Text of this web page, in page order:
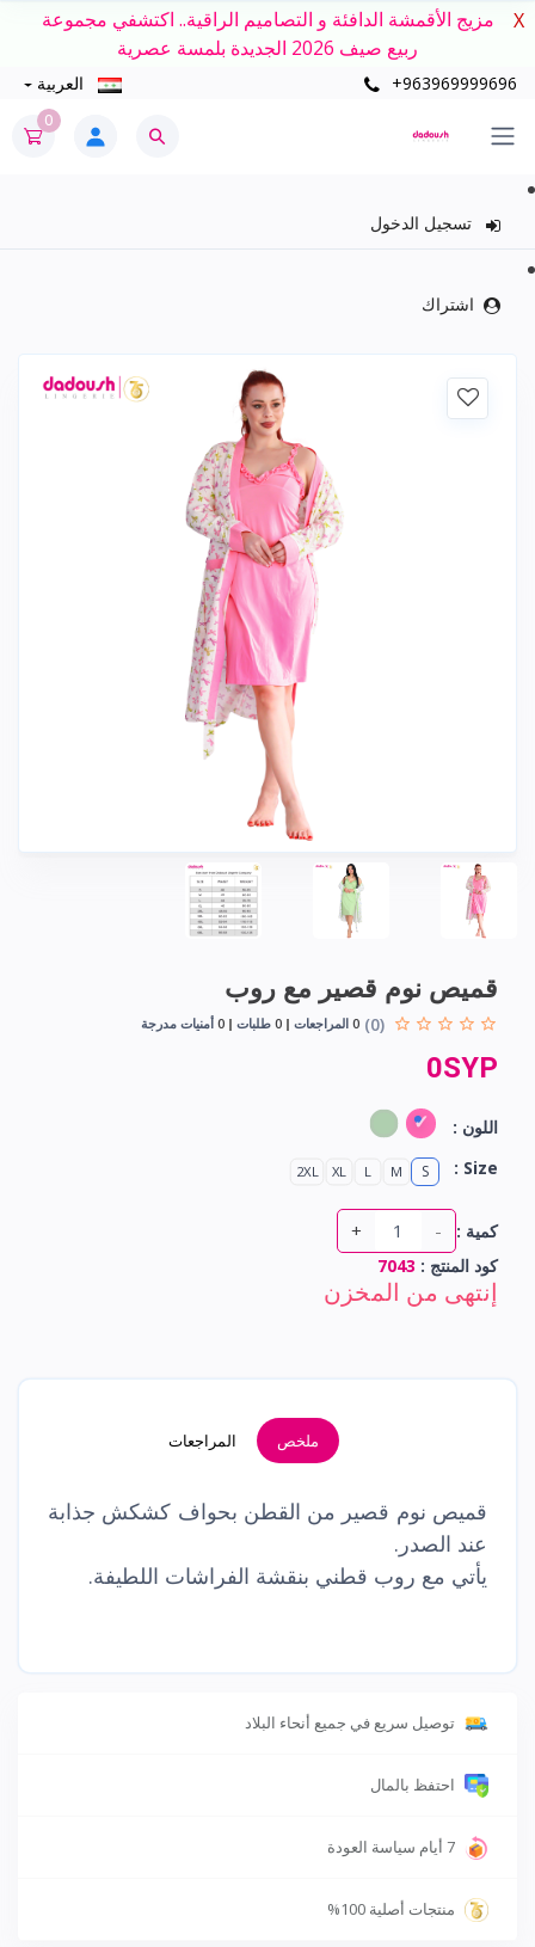
مزيج الأقمشة الدافئة و التصاميم الراقية.. اكتشفي مجموعة
ربيع صيف 2026 الجديدة بلمسة عصرية
X
+963969999696 العربية
0
تسجيل الدخول
اشتراك
قميص نوم قصير مع روب
(0)
0 المراجعات 0 طلبات 0 أمنيات مدرجة
0SYP
اللون :
Size :
S
M
L
XL
2XL
كمية : -
+
كود المنتج : 7043
إنتهى من المخزن
ملخص المراجعات
قميص نوم قصير من القطن بحواف كشكش جذابة
عند الصدر.
يأتي مع روب قطني بنقشة الفراشات اللطيفة.
توصيل سريع في جميع أنحاء البلاد
احتفظ بالمال
7 أيام سياسة العودة
منتجات أصلية 100%